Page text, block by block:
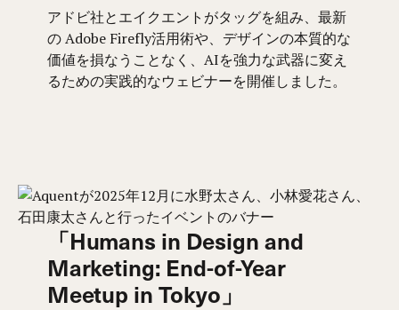
アドビ社とエイクエントがタッグを組み、最新
の Adobe Firefly活用術や、デザインの本質的な
価値を損なうことなく、AIを強力な武器に変え
るための実践的なウェビナーを開催しました。
「Humans in Design and
Marketing: End-of-Year
Meetup in Tokyo」